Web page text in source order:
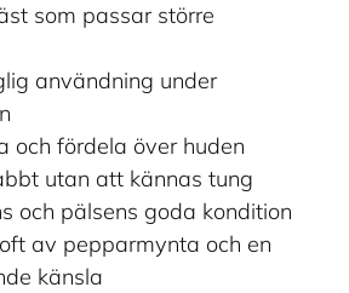
som passar större
användning under
och fördela över huden
utan att kännas tung
och pälsens goda kondition
av pepparmynta och en
känsla